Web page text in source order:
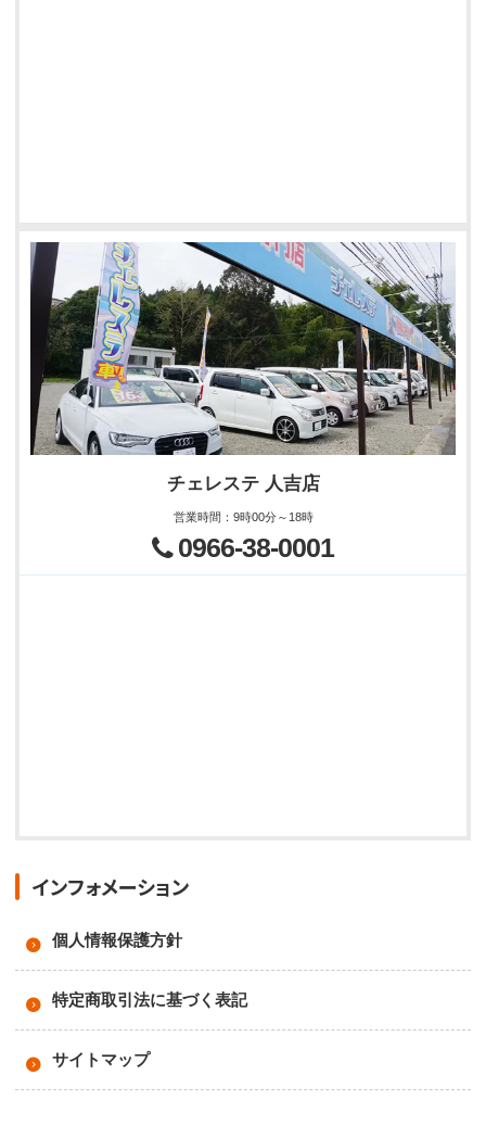
チェレステ 人吉店
営業時間 ： 9時00分～18時
0966-38-0001
インフォメーション
個人情報保護方針
特定商取引法に基づく表記
サイトマップ